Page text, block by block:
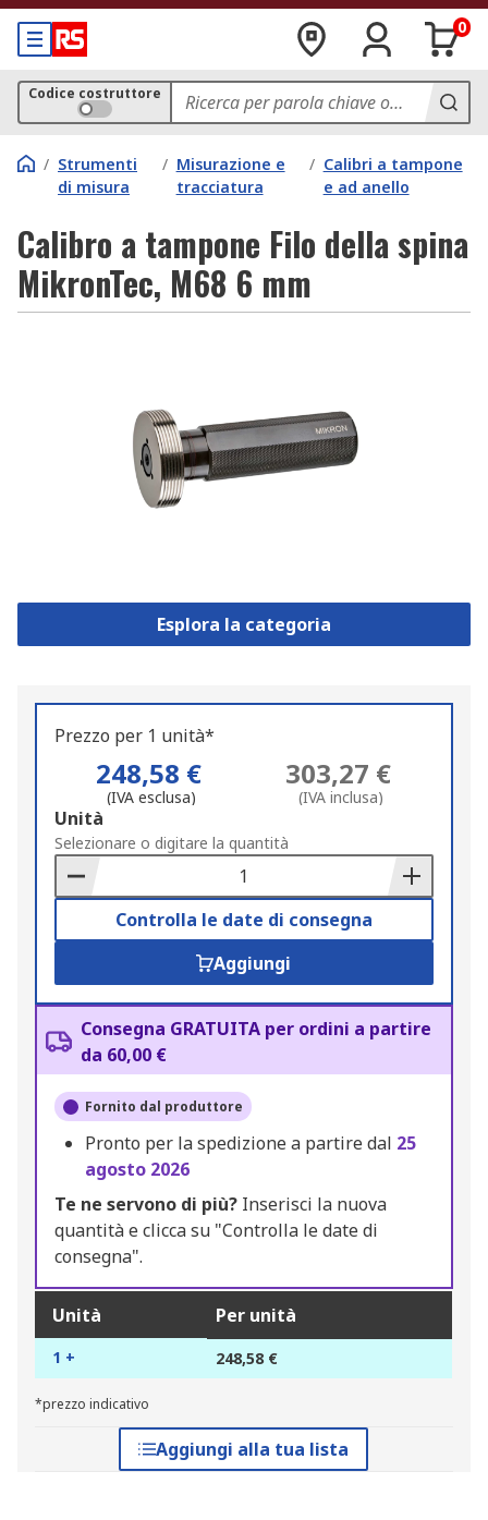
0
Codice costruttore
/ Strumenti
di misura
/ Misurazione e
tracciatura
/ Calibri a tampone
e ad anello
Calibro a tampone Filo della spina
MikronTec, M68 6 mm
Esplora la categoria
Prezzo per 1 unità*
248,58 €
(IVA esclusa)
303,27 €
(IVA inclusa)
Add
to
Basket
Unità
Selezionare o digitare la quantità
Controlla le date di consegna
Aggiungi
Consegna GRATUITA per ordini a partire
da 60,00 €
Fornito dal produttore
Pronto per la spedizione a partire dal 25
agosto 2026
Te ne servono di più? Inserisci la nuova
quantità e clicca su "Controlla le date di
consegna".
Unità Per unità
1 + 248,58 €
*prezzo indicativo
Aggiungi alla tua lista